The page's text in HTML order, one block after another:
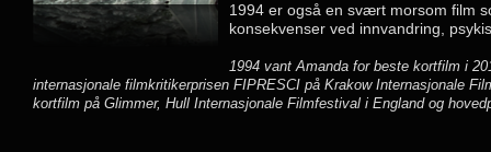
1994 er også en svært morsom film
konsekvenser ved innvandring,
1994 vant Amanda for beste kortfilm i
internasjonale filmkritikerprisen FIPRESCI på Krakow Internasjonale
kortfilm på Glimmer, Hull Internasjonale Filmfestival i England og